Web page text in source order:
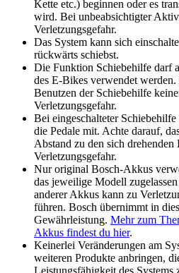
Kette etc.) beginnen oder es
wird. Bei unbeabsichtigter
Verletzungsgefahr.
Das System kann sich
rückwärts schiebst.
Die Funktion Schiebehilfe darf
des E-Bikes verwendet
Benutzen der Schiebehilfe
Verletzungsgefahr.
Bei eingeschalteter
die Pedale mit. Achte darauf,
Abstand zu den sich drehenden
Verletzungsgefahr.
Nur original Bosch-Akkus
das jeweilige Modell
anderer Akkus kann zu
führen. Bosch übernimmt in
Gewährleistung. Mehr zum
Akkus findest du hier.
Keinerlei Veränderungen am
weiteren Produkte anbringen,